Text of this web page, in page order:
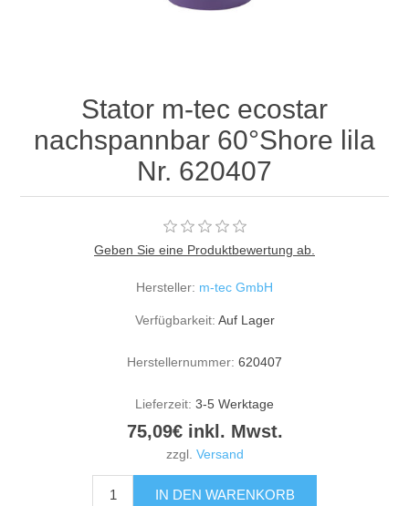
Stator m-tec ecostar
nachspannbar 60°Shore lila
Nr. 620407
Geben Sie eine Produktbewertung ab.
Hersteller: m-tec GmbH
Verfügbarkeit: Auf Lager
Herstellernummer: 620407
Lieferzeit: 3-5 Werktage
75,09€ inkl. Mwst.
zzgl. Versand